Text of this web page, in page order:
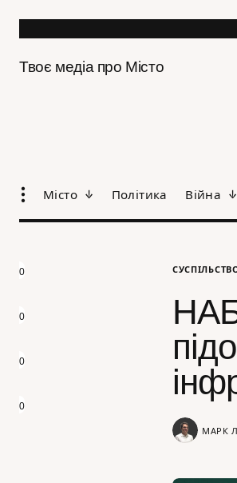
Твоє медіа про Місто
Місто Політика Війна
МАРК
0
0
0
0